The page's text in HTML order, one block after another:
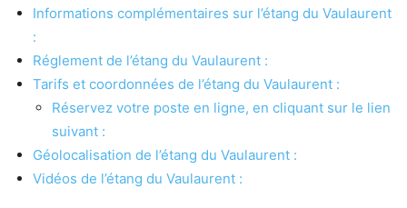
Informations complémentaires sur l’étang du Vaulaurent
:
Réglement de l’étang du Vaulaurent :
Tarifs et coordonnées de l’étang du Vaulaurent :
Réservez votre poste en ligne, en cliquant sur le lien
suivant :
Géolocalisation de l’étang du Vaulaurent :
Vidéos de l’étang du Vaulaurent :